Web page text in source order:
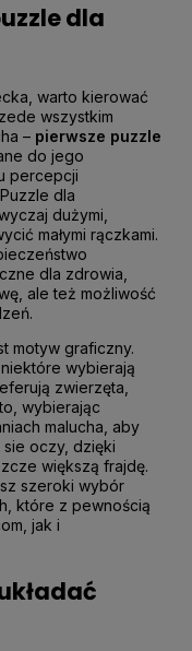
dla
warto kierować
wszystkim
– pierwsze puzzle
do jego
percepcji
dla
dużymi,
małymi rączkami.
dla zdrowia,
ale też możliwość
motyw graficzny.
wybierają
zwierzęta,
wybierając
malucha, aby
sie oczy, dzięki
większą frajdę.
szeroki wybór
które z pewnością
jak i